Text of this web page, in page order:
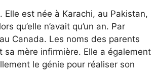
Elle est née à Karachi, au Pakistan,
qu’elle n’avait qu’un an. Par
Canada. Les noms des parents
sa mère infirmière. Elle a également
le génie pour réaliser son